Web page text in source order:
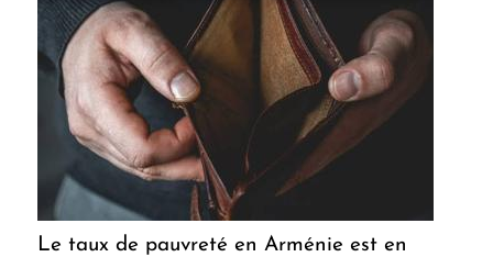
Le taux de pauvreté en Arménie est en